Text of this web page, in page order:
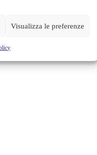
Visualizza le preferenze